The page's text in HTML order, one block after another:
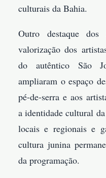
culturais da Bahia.
Outro destaque
valorização dos
do autêntico São
ampliaram o espaço
pé-de-serra e aos
a identidade cultural
locais e regionais e
cultura junina
da programação.